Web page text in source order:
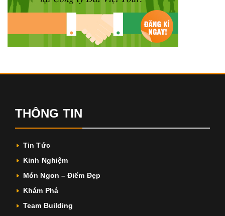
THÔNG TIN
Tin Tức
Kinh Nghiệm
Món Ngon – Điểm Đẹp
Khám Phá
Team Building